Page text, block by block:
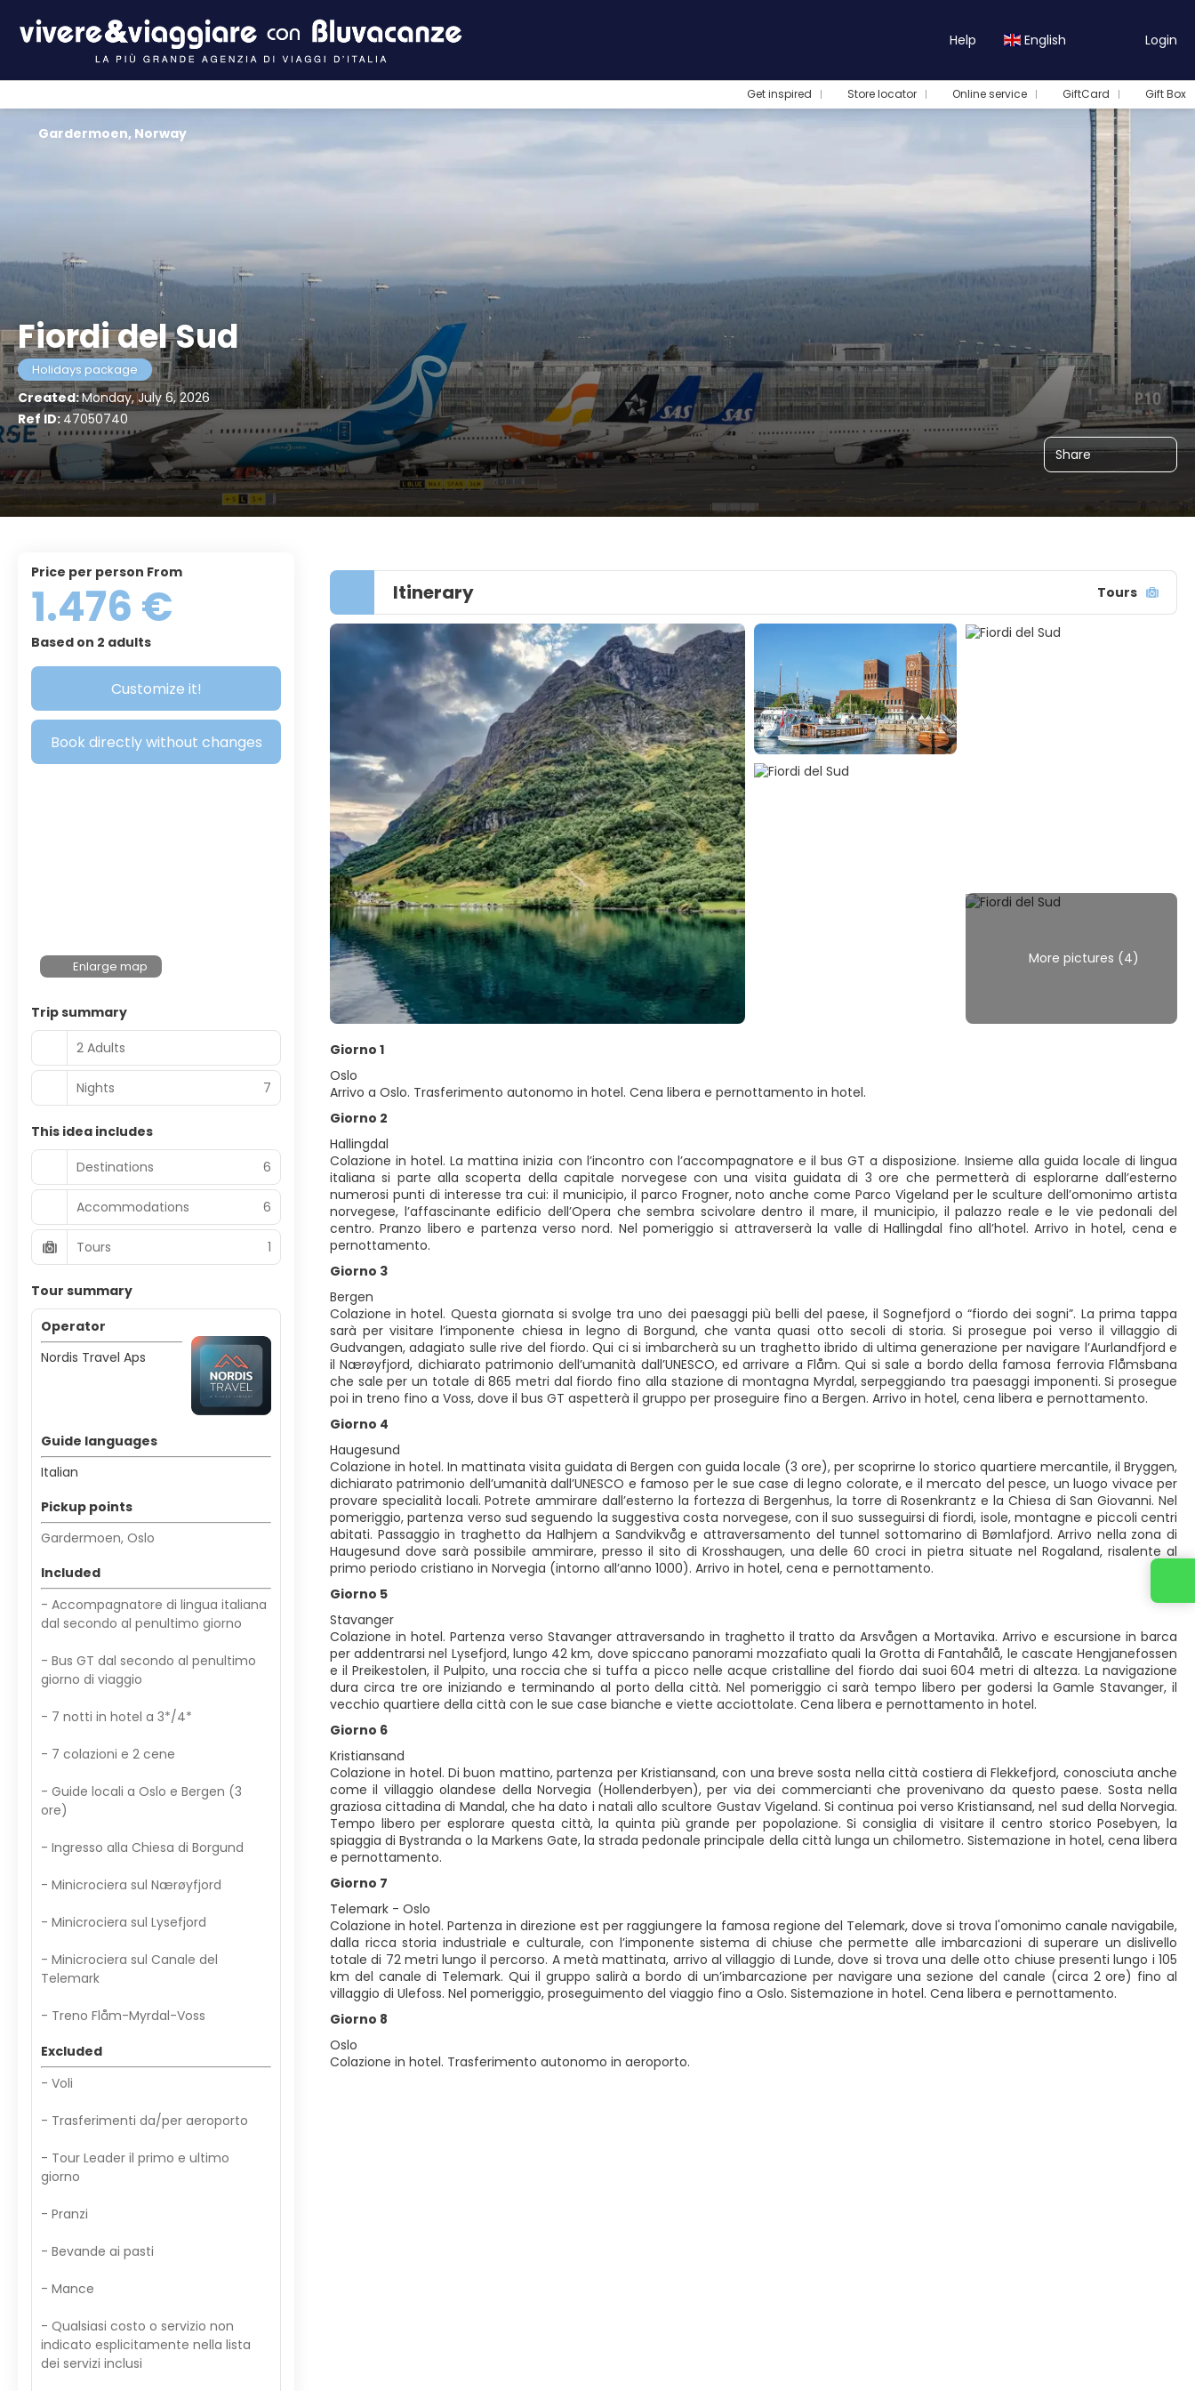
Help English Login
Get inspired Store locator Online service GiftCard Gift Box
Fiordi del Sud
Holidays package
Created:Monday, July 6, 2026
Ref ID: 47050740
Share
Gardermoen, Norway
Itinerary Tours
More pictures (4)
Giorno 1
Oslo
Arrivo a Oslo. Trasferimento autonomo in hotel. Cena libera e pernottamento in hotel.
Giorno 2
Hallingdal
Colazione in hotel. La mattina inizia con l’incontro con l’accompagnatore e il bus GT a disposizione. Insieme alla guida locale di lingua
italiana si parte alla scoperta della capitale norvegese con una visita guidata di 3 ore che permetterà di esplorarne dall’esterno
numerosi punti di interesse tra cui: il municipio, il parco Frogner, noto anche come Parco Vigeland per le sculture dell’omonimo artista
norvegese, l’affascinante edificio dell’Opera che sembra scivolare dentro il mare, il municipio, il palazzo reale e le vie pedonali del
centro. Pranzo libero e partenza verso nord. Nel pomeriggio si attraverserà la valle di Hallingdal fino all’hotel. Arrivo in hotel, cena e
pernottamento.
Giorno 3
Bergen
Colazione in hotel. Questa giornata si svolge tra uno dei paesaggi più belli del paese, il Sognefjord o “fiordo dei sogni”. La prima tappa
sarà per visitare l’imponente chiesa in legno di Borgund, che vanta quasi otto secoli di storia. Si prosegue poi verso il villaggio di
Gudvangen, adagiato sulle rive del fiordo. Qui ci si imbarcherà su un traghetto ibrido di ultima generazione per navigare l’Aurlandfjord e
il Nærøyfjord, dichiarato patrimonio dell’umanità dall’UNESCO, ed arrivare a Flåm. Qui si sale a bordo della famosa ferrovia Flåmsbana
che sale per un totale di 865 metri dal fiordo fino alla stazione di montagna Myrdal, serpeggiando tra paesaggi imponenti. Si prosegue
poi in treno fino a Voss, dove il bus GT aspetterà il gruppo per proseguire fino a Bergen. Arrivo in hotel, cena libera e pernottamento.
Giorno 4
Haugesund
Colazione in hotel. In mattinata visita guidata di Bergen con guida locale (3 ore), per scoprirne lo storico quartiere mercantile, il Bryggen,
dichiarato patrimonio dell’umanità dall’UNESCO e famoso per le sue case di legno colorate, e il mercato del pesce, un luogo vivace per
provare specialità locali. Potrete ammirare dall’esterno la fortezza di Bergenhus, la torre di Rosenkrantz e la Chiesa di San Giovanni. Nel
pomeriggio, partenza verso sud seguendo la suggestiva costa norvegese, con il suo susseguirsi di fiordi, isole, montagne e piccoli centri
abitati. Passaggio in traghetto da Halhjem a Sandvikvåg e attraversamento del tunnel sottomarino di Bømlafjord. Arrivo nella zona di
Haugesund dove sarà possibile ammirare, presso il sito di Krosshaugen, una delle 60 croci in pietra situate nel Rogaland, risalente al
primo periodo cristiano in Norvegia (intorno all’anno 1000). Arrivo in hotel, cena e pernottamento.
Giorno 5
Stavanger
Colazione in hotel. Partenza verso Stavanger attraversando in traghetto il tratto da Arsvågen a Mortavika. Arrivo e escursione in barca
per addentrarsi nel Lysefjord, lungo 42 km, dove spiccano panorami mozzafiato quali la Grotta di Fantahålå, le cascate Hengjanefossen
e il Preikestolen, il Pulpito, una roccia che si tuffa a picco nelle acque cristalline del fiordo dai suoi 604 metri di altezza. La navigazione
dura circa tre ore iniziando e terminando al porto della città. Nel pomeriggio ci sarà tempo libero per godersi la Gamle Stavanger, il
vecchio quartiere della città con le sue case bianche e viette acciottolate. Cena libera e pernottamento in hotel.
Giorno 6
Kristiansand
Colazione in hotel. Di buon mattino, partenza per Kristiansand, con una breve sosta nella città costiera di Flekkefjord, conosciuta anche
come il villaggio olandese della Norvegia (Hollenderbyen), per via dei commercianti che provenivano da questo paese. Sosta nella
graziosa cittadina di Mandal, che ha dato i natali allo scultore Gustav Vigeland. Si continua poi verso Kristiansand, nel sud della Norvegia.
Tempo libero per esplorare questa città, la quinta più grande per popolazione. Si consiglia di visitare il centro storico Posebyen, la
spiaggia di Bystranda o la Markens Gate, la strada pedonale principale della città lunga un chilometro. Sistemazione in hotel, cena libera
e pernottamento.
Giorno 7
Telemark - Oslo
Colazione in hotel. Partenza in direzione est per raggiungere la famosa regione del Telemark, dove si trova l'omonimo canale navigabile,
dalla ricca storia industriale e culturale, con l’imponente sistema di chiuse che permette alle imbarcazioni di superare un dislivello
totale di 72 metri lungo il percorso. A metà mattinata, arrivo al villaggio di Lunde, dove si trova una delle otto chiuse presenti lungo i 105
km del canale di Telemark. Qui il gruppo salirà a bordo di un’imbarcazione per navigare una sezione del canale (circa 2 ore) fino al
villaggio di Ulefoss. Nel pomeriggio, proseguimento del viaggio fino a Oslo. Sistemazione in hotel. Cena libera e pernottamento.
Giorno 8
Oslo
Colazione in hotel. Trasferimento autonomo in aeroporto.
price per person From
1.476 €
Based on 2 adults
Customize it!
Book directly without changes
Enlarge map
Trip summary
2 Adults
Nights 7
This idea includes
Destinations
6
Accommodations 6
Tours 1
Tour summary
Operator
Nordis Travel Aps
Guide languages
Italian
Pickup points
Gardermoen, Oslo
Included
- Accompagnatore di lingua italiana
dal secondo al penultimo giorno
- Bus GT dal secondo al penultimo
giorno di viaggio
- 7 notti in hotel a 3*/4*
- 7 colazioni e 2 cene
- Guide locali a Oslo e Bergen (3
ore)
- Ingresso alla Chiesa di Borgund
- Minicrociera sul Nærøyfjord
- Minicrociera sul Lysefjord
- Minicrociera sul Canale del
Telemark
- Treno Flåm-Myrdal-Voss
Excluded
- Voli
- Trasferimenti da/per aeroporto
- Tour Leader il primo e ultimo
giorno
- Pranzi
- Bevande ai pasti
- Mance
- Qualsiasi costo o servizio non
indicato esplicitamente nella lista
dei servizi inclusi